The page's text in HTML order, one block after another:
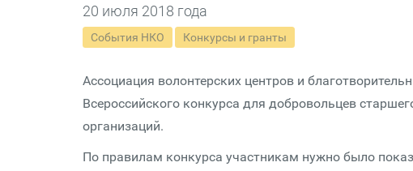
20 июля 2018 года
События НКО Конкурсы и гранты
Ассоциация волонтерских центров и
Всероссийского конкурса для добровольцев
организаций.
По правилам конкурса участникам нужно было